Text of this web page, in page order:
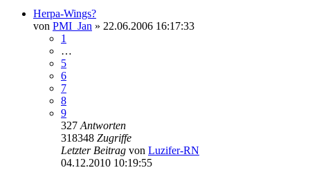
Herpa-Wings?
von PMI_Jan » 22.06.2006 16:17:33
1
…
5
6
7
8
9
327 Antworten
318348 Zugriffe
Letzter Beitrag von Luzifer-RN
04.12.2010 10:19:55